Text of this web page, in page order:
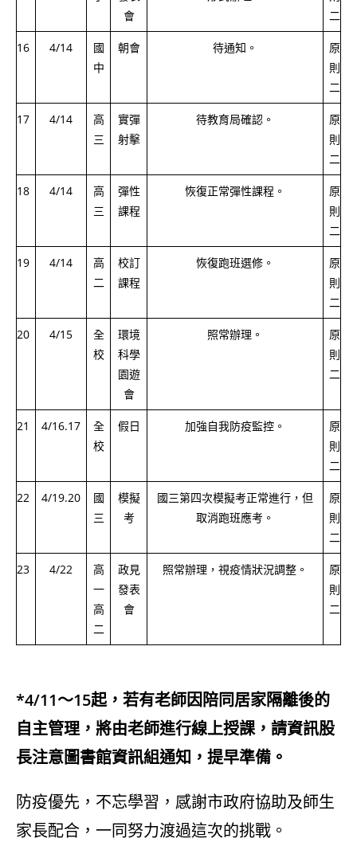
會
二
16 4/14
國
中
朝會 待通知。
原
則
二
17 4/14
高
三
實彈
射擊
待教育局確認。
原
則
二
18 4/14
高
三
彈性
課程
恢復正常彈性課程。
原
則
二
19 4/14
高
二
校訂
課程
恢復跑班選修。
原
則
二
20 4/15
全
校
環境
科學
園遊
會
照常辦理。
原
則
二
21 4/16.17
全
校
假日 加強自我防疫監控。
原
則
二
22 4/19.20
國
三
模擬
考
國三第四次模擬考正常進行，但
取消跑班應考。
原
則
二
23 4/22
高
一
高
二
政見
發表
會
照常辦理，視疫情狀況調整。
原
則
二
*4/11～15起，若有老師因陪同居家隔離後的
自主管理，將由老師進行線上授課，請資訊股
長注意圖書館資訊組通知，提早準備。
防疫優先，不忘學習，感謝市政府協助及師生
家長配合，一同努力渡過這次的挑戰。